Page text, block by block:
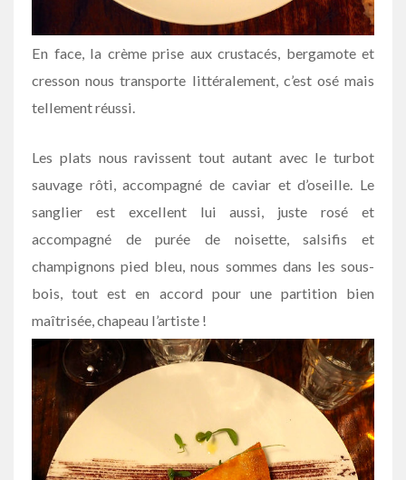
En face, la crème prise aux crustacés, bergamote et
cresson nous transporte littéralement, c’est osé mais
tellement réussi.
Les plats nous ravissent tout autant avec le turbot
sauvage rôti, accompagné de caviar et d’oseille. Le
sanglier est excellent lui aussi, juste rosé et
accompagné de purée de noisette, salsifis et
champignons pied bleu, nous sommes dans les sous-
bois, tout est en accord pour une partition bien
maîtrisée, chapeau l’artiste !